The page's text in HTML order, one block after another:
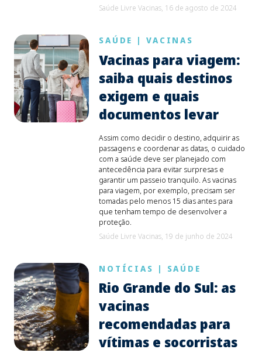
Saúde Livre Vacinas, 16 de agosto de 2024
SAÚDE | VACINAS
Vacinas para viagem:
saiba quais destinos
exigem e quais
documentos levar
Assim como decidir o destino, adquirir as
passagens e coordenar as datas, o cuidado
com a saúde deve ser planejado com
antecedência para evitar surpresas e
garantir um passeio tranquilo. As vacinas
para viagem, por exemplo, precisam ser
tomadas pelo menos 15 dias antes para
que tenham tempo de desenvolver a
proteção.
Saúde Livre Vacinas, 19 de junho de 2024
NOTÍCIAS | SAÚDE
Rio Grande do Sul: as
vacinas
recomendadas para
vítimas e socorristas